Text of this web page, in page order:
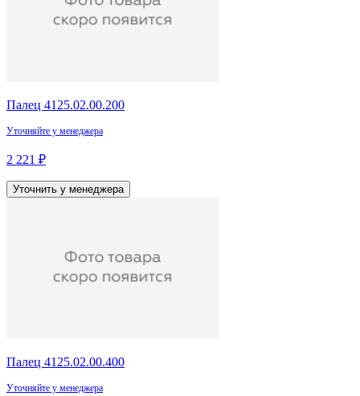
Палец 4125.02.00.200
Уточняйте у менеджера
2 221 ₽
Уточнить у менеджера
Палец 4125.02.00.400
Уточняйте у менеджера